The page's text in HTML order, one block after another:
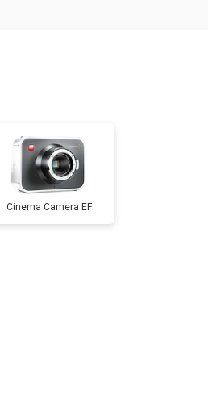
Заказать
Заказать
Cinema Camera EF